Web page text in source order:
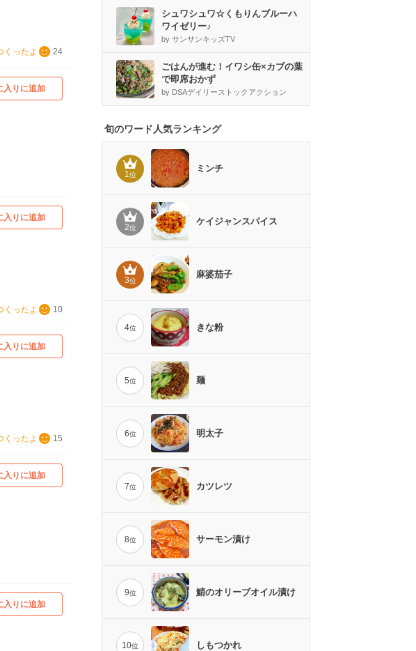
くったよ 24
入りに追加
入りに追加
くったよ 10
入りに追加
くったよ 15
入りに追加
入りに追加
シュワシュワ☆くもりんブルーハ
ワイゼリー♪
by サンサンキッズTV
ごはんが進む！イワシ缶×カブの葉
で即席おかず
by DSAデイリーストックアクション
旬のワード人気ランキング
1位
ミンチ
2位
ケイジャンスパイス
3位
麻婆茄子
4位 きな粉
5位 麺
6位 明太子
7位 カツレツ
8位 サーモン漬け
9位 鯖のオリーブオイル漬け
10位 しもつかれ